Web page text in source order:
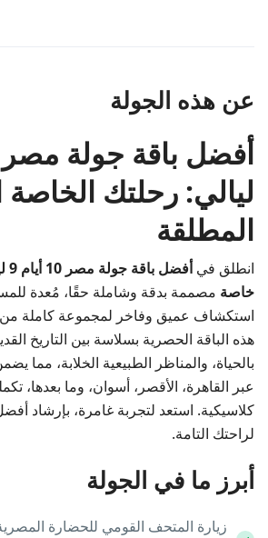
عن هذه الجولة
ليالي: رحلتك الخاصة
المطلقة
انطلق فيأفضل باقة جولة مصر 10 أيام 9 ليالي
خاصة مصممة بدقة وشاملة حقًا، مُعدة
استكشاف عميق وفاخر لمجموعة كاملة
هذه الباقة الحصرية بسلاسة بين التاريخ
بالحياة، والمناظر الطبيعية الخلابة، مما
عبر القاهرة، الأقصر، أسوان، وما بعدها،
كلاسيكية. استعد لتجربة غامرة، بإرشاد
لراحتك التامة.
أبرز ما في الجولة